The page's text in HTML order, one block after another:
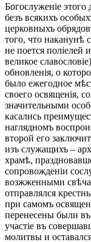
Богослуженіе
безъ всякихъ
церковныхъ
того, что наканунѣ
не поется поліелей
великое
обновленія, о
было ежегодное
своего освященія,
значительными
касались
наглядномъ
второй его
изъ служащихъ –
храмѣ,
сопровожденіи
возжженными
отправлялся
при самомъ
перенесены были
участіе въ
молитвы и